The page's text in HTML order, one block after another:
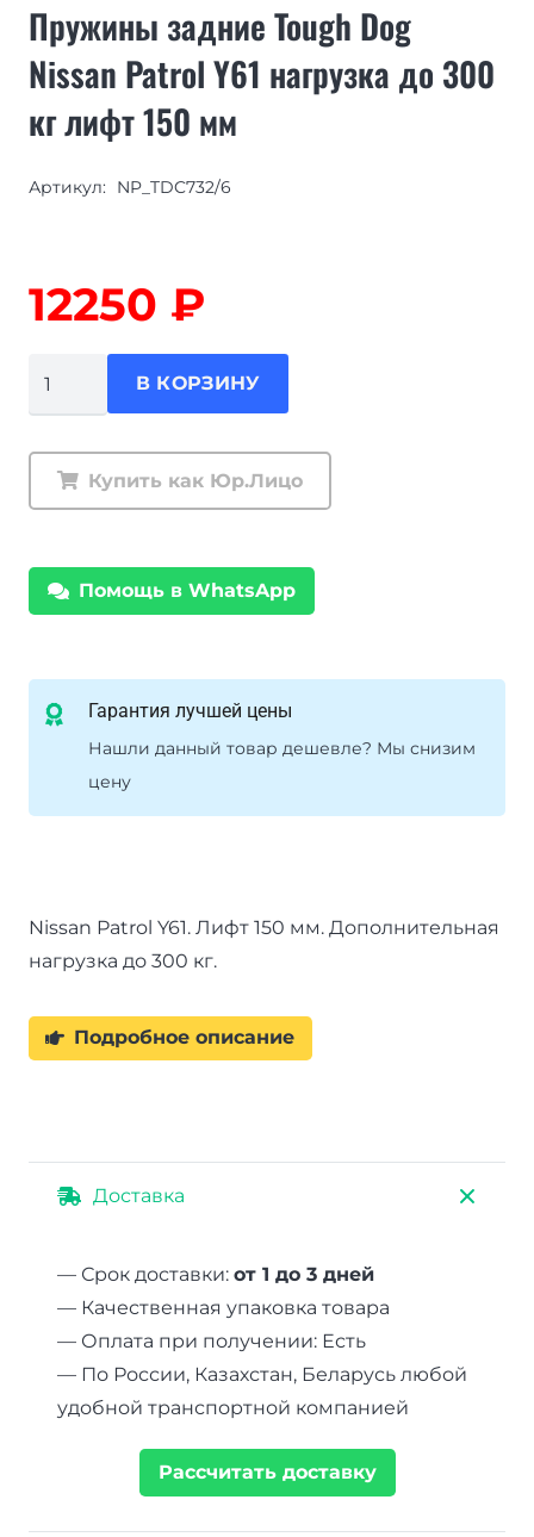
Пружины задние Tough Dog
Nissan Patrol Y61 нагрузка до 300
кг лифт 150 мм
Артикул: NP_TDC732/6
12250 ₽
задние
Tough
Nissan
Patrol
до
В КОРЗИНУ
Купить как Юр.Лицо
Помощь в WhatsApp
Гарантия лучшей цены
Нашли данный товар дешевле? Мы снизим
цену
Nissan Patrol Y61. Лифт 150 мм. Дополнительная
нагрузка до 300 кг.
Подробное описание
Доставка
— Срок доставки: от 1 до 3 дней
— Качественная упаковка товара
— Оплата при получении: Есть
— По России, Казахстан, Беларусь любой
удобной транспортной компанией
Рассчитать доставку